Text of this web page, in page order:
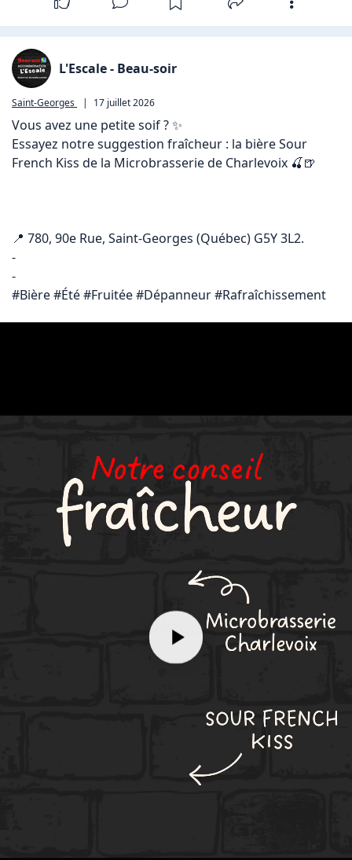
L'Escale - Beau-soir
Saint-Georges | 17 juillet 2026
Vous avez une petite soif ? ✨
Essayez notre suggestion fraîcheur : la bière Sour
French Kiss de la Microbrasserie de Charlevoix 🍒🍺
📍 780, 90e Rue, Saint-Georges (Québec) G5Y 3L2.
-
-
#Bière #Été #Fruitée #Dépanneur #Rafraîchissement